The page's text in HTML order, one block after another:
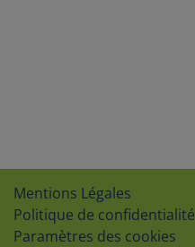
Mentions Légales
Politique de confidentialité
Paramètres des cookies